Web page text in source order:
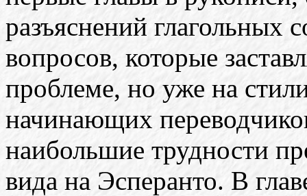
разъяснений глагольных
вопросов, которые
проблеме, но уже на
начинающих
наибольшие трудности
вида на Эсперанто. В